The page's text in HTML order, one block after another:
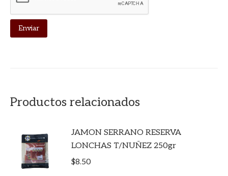
Productos relacionados
JAMON SERRANO RESERVA
LONCHAS T/NUÑEZ 250gr
$8.50